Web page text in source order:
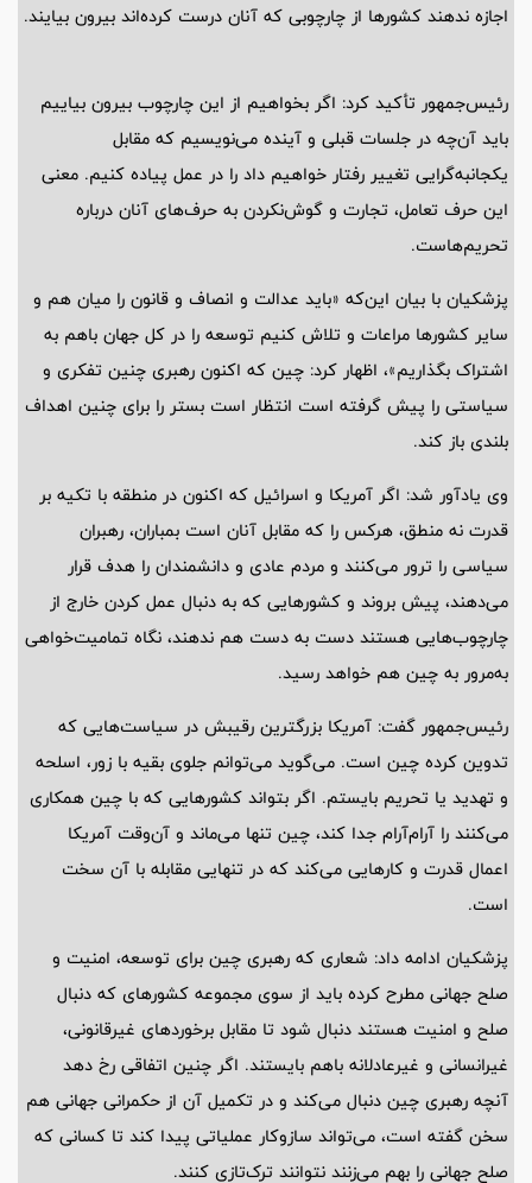
اجازه ندهند کشورها از چارچوبی که آنان درست کرده‌اند بیرون بیایند.
رئیس‌جمهور تأکید کرد: اگر بخواهیم از این چارچوب بیرون بیاییم
باید آن‌چه در جلسات قبلی و آینده می‌نویسیم که مقابل
یکجانبه‌گرایی تغییر رفتار خواهیم داد را در عمل پیاده کنیم. معنی
این حرف تعامل، تجارت و گوش‌نکردن به حرف‌های آنان درباره
تحریم‌هاست.
پزشکیان با بیان این‌که «باید عدالت و انصاف و قانون را میان هم و
سایر کشورها مراعات و تلاش کنیم توسعه را در کل جهان باهم به
اشتراک بگذاریم»، اظهار کرد: چین که اکنون رهبری چنین تفکری و
سیاستی را پیش گرفته است انتظار است بستر را برای چنین اهداف
بلندی باز کند.
وی یادآور شد: اگر آمریکا و اسرائیل که اکنون در منطقه با تکیه بر
قدرت نه منطق، هرکس را که مقابل آنان است بمباران، رهبران
سیاسی را ترور می‌کنند و مردم عادی و دانشمندان را هدف قرار
می‌دهند، پیش بروند و کشورهایی که به دنبال عمل کردن خارج از
چارچوب‌هایی هستند دست به دست هم ندهند، نگاه تمامیت‌خواهی
به‌مرور به چین هم خواهد رسید.
رئیس‌جمهور گفت: آمریکا بزرگترین رقیبش در سیاست‌هایی که
تدوین کرده چین است. می‌گوید می‌توانم جلوی بقیه با زور، اسلحه
و تهدید یا تحریم بایستم. اگر بتواند کشورهایی که با چین همکاری
می‌کنند را آرام‌آرام جدا کند، چین تنها می‌ماند و آن‌وقت آمریکا
اعمال قدرت و کارهایی می‌کند که در تنهایی مقابله با آن سخت
است.
پزشکیان ادامه داد: شعاری که رهبری چین برای توسعه، امنیت و
صلح جهانی مطرح کرده باید از سوی مجموعه کشورهای که دنبال
صلح و امنیت هستند دنبال شود تا مقابل برخوردهای غیرقانونی،
غیرانسانی و غیرعادلانه باهم بایستند. اگر چنین اتفاقی رخ دهد
آنچه رهبری چین دنبال می‌کند و در تکمیل آن از حکمرانی جهانی هم
سخن گفته است، می‌تواند سازوکار عملیاتی پیدا کند تا کسانی که
صلح جهانی را بهم می‌زنند نتوانند ترک‌تازی کنند.